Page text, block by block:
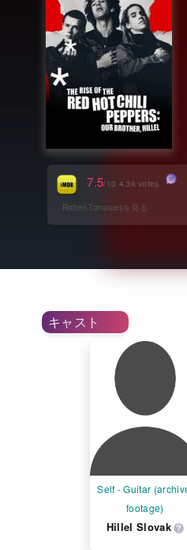
7.5/10 4.3k votes
キャスト
Self - Guitar
footage)
Hillel Slovak